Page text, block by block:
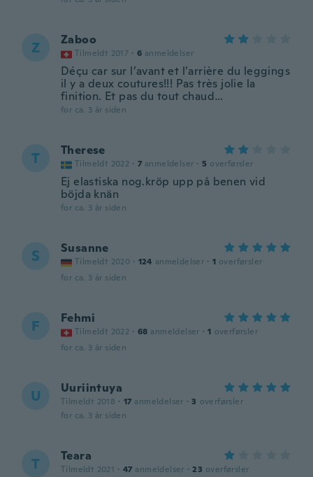
Z Zaboo
Tilmeldt 2017 · 6 anmeldelser
Déçu car sur l’avant et l’arrière du leggings
il y a deux coutures!!! Pas très jolie la
finition. Et pas du tout chaud…
for ca. 3 år siden
T Therese
Tilmeldt 2022 · 7 anmeldelser · 5 overførsler
Ej elastiska nog.kröp upp på benen vid
böjda knän
for ca. 3 år siden
S Susanne
Tilmeldt 2020 · 124 anmeldelser · 1 overførsler
for ca. 3 år siden
F Fehmi
Tilmeldt 2022 · 68 anmeldelser · 1 overførsler
for ca. 3 år siden
U Uuriintuya
Tilmeldt 2018 · 17 anmeldelser · 3 overførsler
for ca. 3 år siden
T Teara
Tilmeldt 2021 · 47 anmeldelser · 23 overførsler